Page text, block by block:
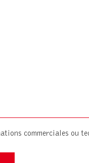
commerciales ou